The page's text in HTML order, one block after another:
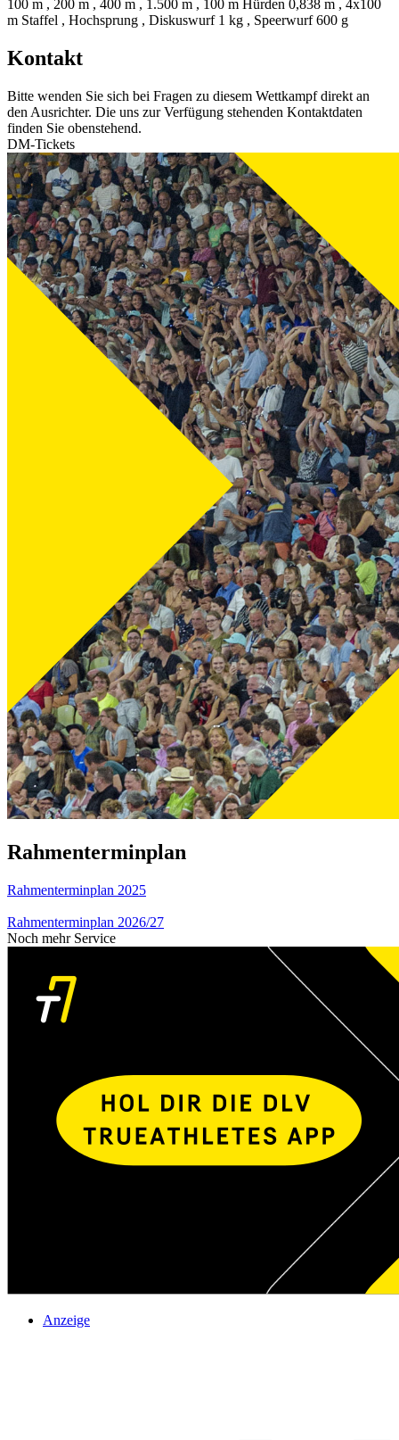
100 m , 200 m , 400 m , 1.500 m , 100 m Hürden 0,838 m , 4x100
m Staffel , Hochsprung , Diskuswurf 1 kg , Speerwurf 600 g
Kontakt
Bitte wenden Sie sich bei Fragen zu diesem Wettkampf direkt an
den Ausrichter. Die uns zur Verfügung stehenden Kontaktdaten
finden Sie obenstehend.
DM-Tickets
Rahmenterminplan
Rahmenterminplan 2025
Rahmenterminplan 2026/27
Noch mehr Service
Anzeige